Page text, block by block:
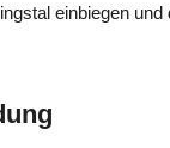
einbiegen